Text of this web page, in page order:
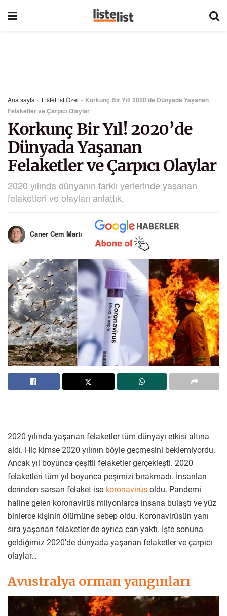
Ana sayfa » ListeList Özel » Korkunç Bir Yıl! 2020’de Dünyada Yaşanan
Felaketler ve Çarpıcı Olaylar
Korkunç Bir Yıl! 2020’de
Dünyada Yaşanan
Felaketler ve Çarpıcı Olaylar
2020 yılında dünyanın farklı yerlerinde yaşanan
felaketleri ve olayları anlattık.
Caner Cem Martı
2020 yılında yaşanan felaketler tüm dünyayı etkisi altına
aldı. Hiç kimse 2020 yılının böyle geçmesini beklemiyordu.
Ancak yıl boyunca çeşitli felaketler gerçekleşti. 2020
felaketleri tüm yıl boyunca peşimizi bırakmadı. İnsanları
derinden sarsan felaket ise koronavirüs oldu. Pandemi
haline gelen koronavirüs milyonlarca insana bulaştı ve yüz
binlerce kişinin ölümüne sebep oldu. Koronavirüsün yanı
sıra yaşanan felaketler de ayrıca can yaktı. İşte sonuna
geldiğimiz 2020’de dünyada yaşanan felaketler ve çarpıcı
olaylar…
Avustralya orman yangınları